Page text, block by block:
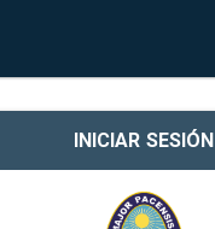
INICIAR SESIÓN